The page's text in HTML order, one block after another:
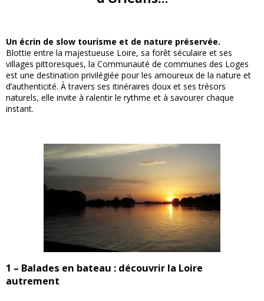
Un écrin de slow tourisme et de nature préservée.
Blottie entre la majestueuse Loire, sa forêt séculaire et ses
villages pittoresques, la Communauté de communes des Loges
est une destination privilégiée pour les amoureux de la nature et
d’authenticité. À travers ses itinéraires doux et ses trésors
naturels, elle invite à ralentir le rythme et à savourer chaque
instant.
1 – Balades en bateau : découvrir la Loire
autrement